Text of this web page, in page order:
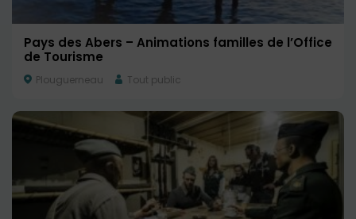
Pays des Abers – Animations familles de l’Office
de Tourisme
Plouguerneau Tout public